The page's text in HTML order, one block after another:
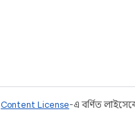
Content License-এ বর্ণিত